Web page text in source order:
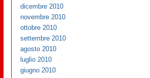
dicembre 2010
novembre 2010
ottobre 2010
settembre 2010
agosto 2010
luglio 2010
giugno 2010